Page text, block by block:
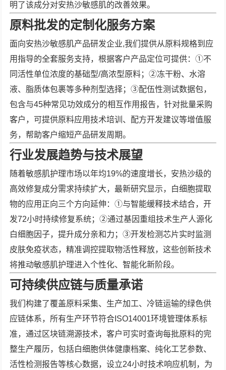
明了该成分对安热沙敏感肌的改善效果。
原料批发的定制化服务方案
面向安热沙敏感肌产品研发企业,我们提供从原料规格到应
用指导的全套服务支持，根据客户产品定位可提供：①不
同活性单位浓度的基础型/高浓型原料；②冻干粉、水溶
液、脂质体包裹等多种剂型选择；③配伍性测试数据包，
包含与45种常见功效成分的相互作用报告，针对批量采购
客户，可提供原料应用技术培训、配方开发建议等增值服
务，帮助客户缩短产品研发周期。
行业发展趋势与技术展望
随着敏感肌护理市场以年均19%的速度增长，安热沙级的
高效修复成分需求持续扩大，最新研究显示，白细胞提取
物的应用正向三个方向延伸：①与智能缓释技术结合，开
发72小时持续修复系统；②通过基因重组技术生产人源化
白细胞因子，提升成分亲和力；③开发检测芯片实时监测
皮肤免疫状态，精准调控提取物活性释放，这些创新技术
将推动敏感肌护理进入个性化、智能化新阶段。
可持续供应链与质量承诺
我们构建了覆盖原料采集、生产加工、冷链运输的绿色供
应链体系，所有生产环节符合ISO14001环境管理体系标
准，通过区块链溯源技术，客户可实时查询每批原料的完
整生产履历，包括白细胞供体健康档案、纯化工艺参数、
活性检测报告等核心数据，设立24小时技术响应机制，为